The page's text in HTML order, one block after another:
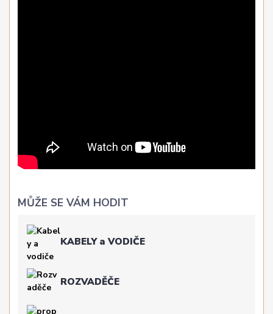
MŮŽE SE VÁM HODIT
KABELY a VODIČE
ROZVADĚČE